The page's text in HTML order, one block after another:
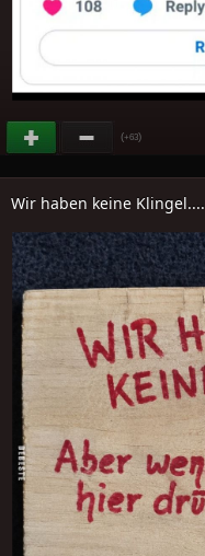
(+63)
Wir haben keine Klingel....